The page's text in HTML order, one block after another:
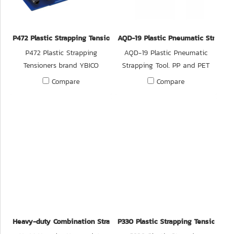
P472 Plastic Strapping Tensioners brand YBICO imported from
P472 Plastic Strapping
Tensioners brand YBICO
imported from Taiwan Giant
Compare
AQD-19 Plastic Pneumatic
AQD-19 Plastic Pneumatic
Strapping Tool. PP and PET
Pneumatic Strapping Tool.
Compare
Heavy-duty Combination Strapping ToolP330 Plastic Strapping